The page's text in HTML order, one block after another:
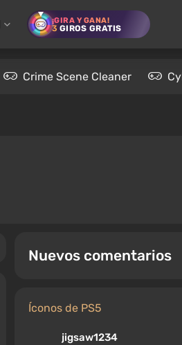
¡GIRA Y GANA!
3 GIROS GRATIS
Crime Scene Cleaner
Nuevos comentarios
Íconos de PS5
jigsaw1234